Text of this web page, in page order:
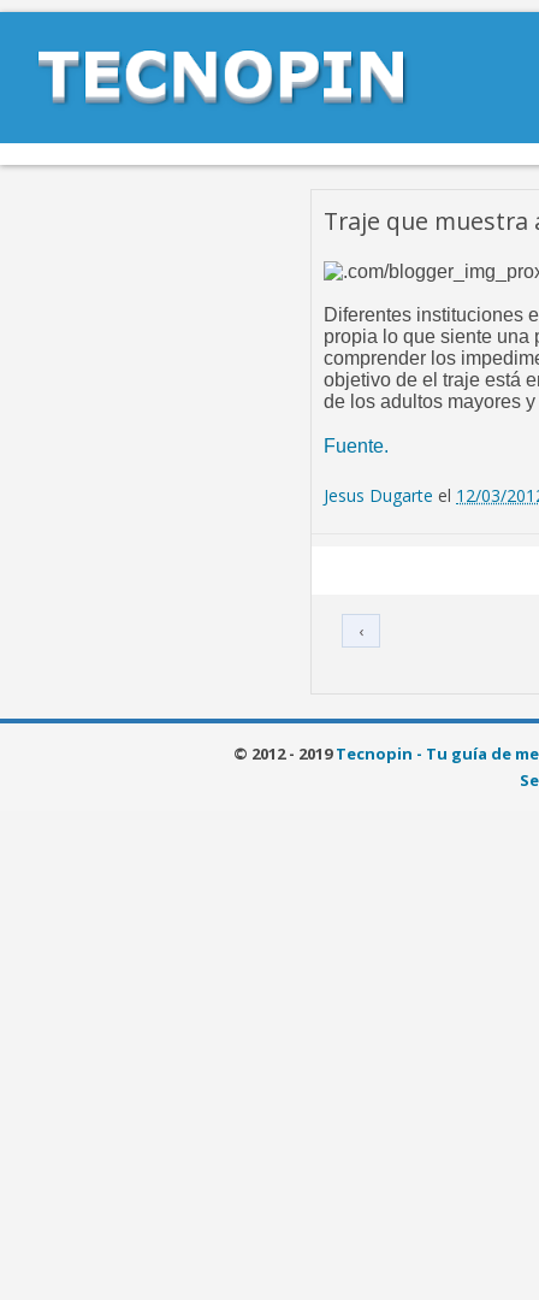
Traje que muestra
Diferentes instituciones
propia lo que siente una
comprender los
objetivo de el traje está
de los adultos mayores
Fuente.
Jesus Dugarte el 12/03/
‹
© 2012 - 2019Tecnopin - Tu guía de